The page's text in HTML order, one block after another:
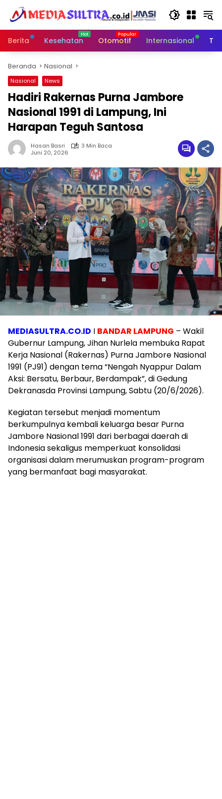
Langsung
konten
Berita
Kesehatan Otomotif Internasional
Beranda Nasional
Nasional News
Hadiri Rakernas Purna Jambore
Nasional 1991 di Lampung, Ini
Harapan Teguh Santosa
Hasan Basri
3 Min Baca
Juni 20, 2026
MEDIASULTRA.CO.ID I BANDAR LAMPUNG – Wakil
Gubernur Lampung, Jihan Nurlela membuka Rapat
Kerja Nasional (Rakernas) Purna Jambore Nasional
1991 (PJ91) dengan tema “Nengah Nyappur Dalam
Aksi: Bersatu, Berbaur, Berdampak”, di Gedung
Dekranasda Provinsi Lampung, Sabtu (20/6/2026).
Kegiatan tersebut menjadi momentum
berkumpulnya kembali keluarga besar Purna
Jambore Nasional 1991 dari berbagai daerah di
Indonesia sekaligus memperkuat konsolidasi
organisasi dalam merumuskan program-program
yang bermanfaat bagi masyarakat.